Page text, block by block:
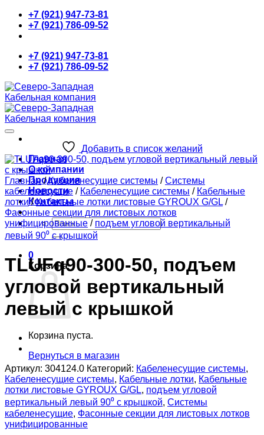
Skip
content
+7 (921) 947-73-81
+7 (921) 786-09-52
+7 (921) 947-73-81
+7 (921) 786-09-52
Главная
О компании
Продукция
Новости
Контакты
Искать:
0
Корзина
Корзина пуста.
Вернуться в магазин
Добавить в список желаний
Главная / Кабеленесущие системы / Системы
кабеленесущие / Кабеленесущие системы / Кабельные
лотки / Кабельные лотки листовые GYROUX G/GL /
Фасонные секции для листовых лотков
унифицированные / подъем угловой вертикальный
левый 90⁰ с крышкой
TLUFq90-300-50, подъем
угловой вертикальный
левый с крышкой
Артикул: 304124.0 Категорий: Кабеленесущие системы,
Кабеленесущие системы, Кабельные лотки, Кабельные
лотки листовые GYROUX G/GL, подъем угловой
вертикальный левый 90⁰ с крышкой, Системы
кабеленесущие, Фасонные секции для листовых лотков
унифицированные